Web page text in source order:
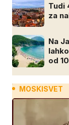
Tudi
za
Na
od
MOSKISVET